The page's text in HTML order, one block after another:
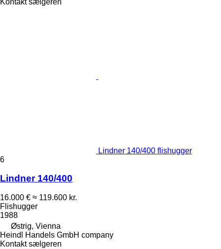
Lindner 140/400 flishugger
6
Lindner 140/400
16.000 € ≈ 119.600 kr.
Flishugger
1988
Østrig, Vienna
Heindl Handels GmbH company
Kontakt sælgeren